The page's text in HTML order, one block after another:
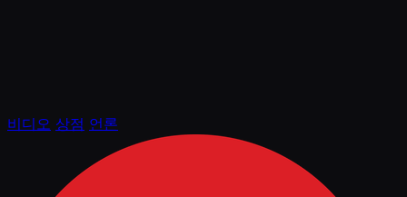
비디오 상점 언론